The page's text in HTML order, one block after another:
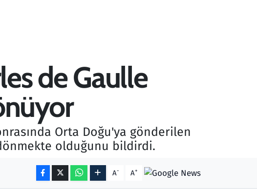
de Gaulle
Orta Doğu'ya gönderilen
olduğunu bildirdi.
A- A+